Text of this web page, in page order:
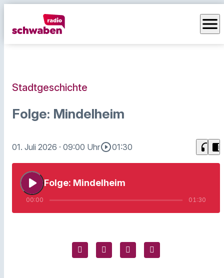
menu
Stadtgeschichte
Folge: Mindelheim
01. Juli 2026 · 09:00 Uhrplay_circle_outline01:30 headphones chrome_reader_mode
play_arrow Folge: Mindelheim
00:00 01:30